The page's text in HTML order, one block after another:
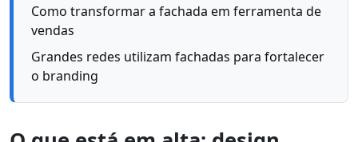
Como transformar a fachada em ferramenta de
vendas
Grandes redes utilizam fachadas para fortalecer
o branding